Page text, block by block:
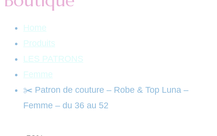
Home
Produits
LES PATRONS
Femme
✂️ Patron de couture – Robe & Top Luna –
Femme – du 36 au 52